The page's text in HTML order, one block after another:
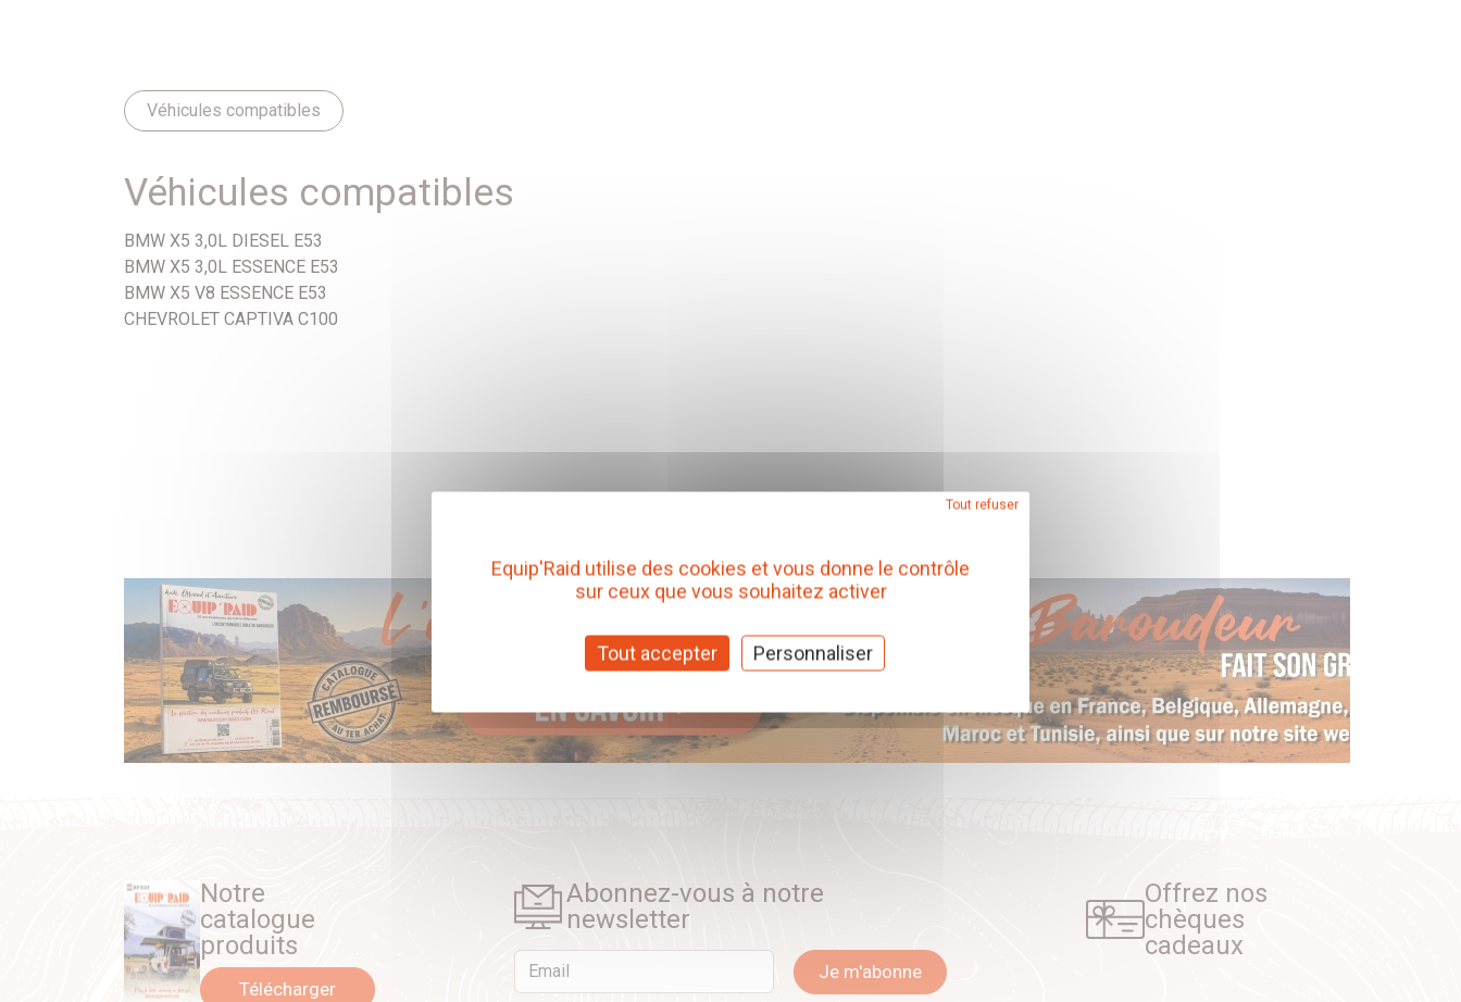
Véhicules compatibles
Véhicules compatibles
BMW X5 3,0L DIESEL E53
BMW X5 3,0L ESSENCE E53
BMW X5 V8 ESSENCE E53
CHEVROLET CAPTIVA C100
Notre
catalogue
produits
Télécharger
Abonnez-vous à notre
newsletter
Email Je m'abonne
Offrez nos
chèques
cadeaux
Equip'Raid utilise des cookies et vous donne le contrôle
sur ceux que vous souhaitez activer
Tout accepter
Tout refuser
Personnaliser